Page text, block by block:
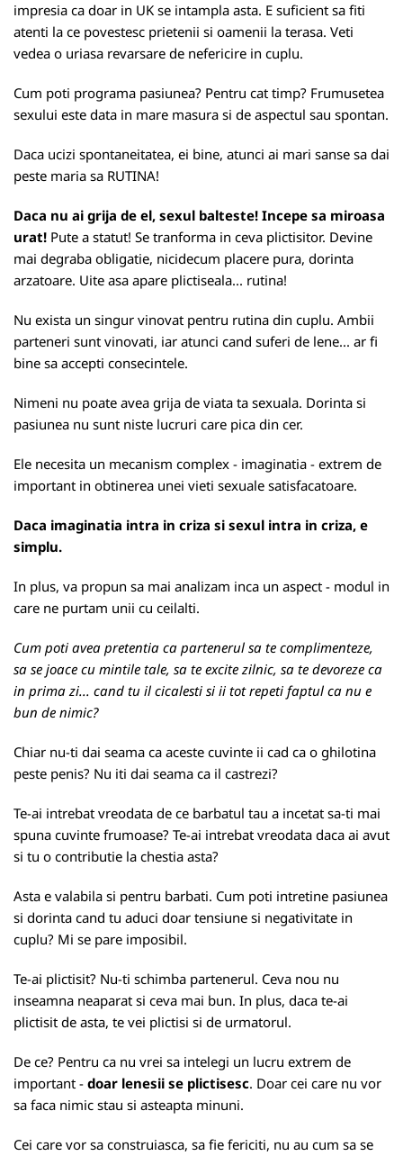
impresia ca doar in UK se intampla asta. E suficient sa fiti
atenti la ce povestesc prietenii si oamenii la terasa. Veti
vedea o uriasa revarsare de nefericire in cuplu.
Cum poti programa pasiunea? Pentru cat timp? Frumusetea
sexului este data in mare masura si de aspectul sau spontan.
Daca ucizi spontaneitatea, ei bine, atunci ai mari sanse sa dai
peste maria sa RUTINA!
Daca nu ai grija de el, sexul balteste! Incepe sa miroasa
urat! Pute a statut! Se tranforma in ceva plictisitor. Devine
mai degraba obligatie, nicidecum placere pura, dorinta
arzatoare. Uite asa apare plictiseala... rutina!
Nu exista un singur vinovat pentru rutina din cuplu. Ambii
parteneri sunt vinovati, iar atunci cand suferi de lene... ar fi
bine sa accepti consecintele.
Nimeni nu poate avea grija de viata ta sexuala. Dorinta si
pasiunea nu sunt niste lucruri care pica din cer.
Ele necesita un mecanism complex - imaginatia - extrem de
important in obtinerea unei vieti sexuale satisfacatoare.
Daca imaginatia intra in criza si sexul intra in criza, e
simplu.
In plus, va propun sa mai analizam inca un aspect - modul in
care ne purtam unii cu ceilalti.
Cum poti avea pretentia ca partenerul sa te complimenteze,
sa se joace cu mintile tale, sa te excite zilnic, sa te devoreze ca
in prima zi... cand tu il cicalesti si ii tot repeti faptul ca nu e
bun de nimic?
Chiar nu-ti dai seama ca aceste cuvinte ii cad ca o ghilotina
peste penis? Nu iti dai seama ca il castrezi?
Te-ai intrebat vreodata de ce barbatul tau a incetat sa-ti mai
spuna cuvinte frumoase? Te-ai intrebat vreodata daca ai avut
si tu o contributie la chestia asta?
Asta e valabila si pentru barbati. Cum poti intretine pasiunea
si dorinta cand tu aduci doar tensiune si negativitate in
cuplu? Mi se pare imposibil.
Te-ai plictisit? Nu-ti schimba partenerul. Ceva nou nu
inseamna neaparat si ceva mai bun. In plus, daca te-ai
plictisit de asta, te vei plictisi si de urmatorul.
De ce? Pentru ca nu vrei sa intelegi un lucru extrem de
important - doar lenesii se plictisesc. Doar cei care nu vor
sa faca nimic stau si asteapta minuni.
Cei care vor sa construiasca, sa fie fericiti, nu au cum sa se